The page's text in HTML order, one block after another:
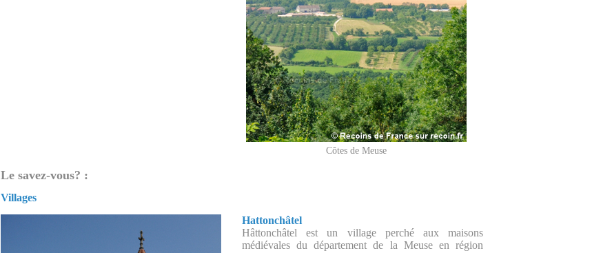
Côtes de Meuse
Le savez-vous? :
Villages
Hattonchâtel
Hâttonchâtel est un village perché aux maisons
médiévales du département de la Meuse en région